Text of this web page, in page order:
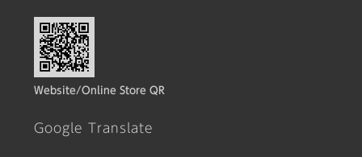
Website/Online Store QR
Google Translate